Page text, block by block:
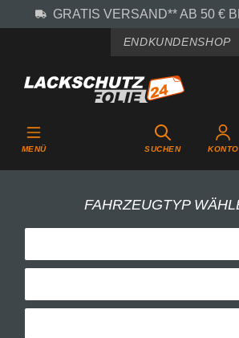
Zum Hauptinhalt springen
GRATIS VERSAND** AB 50 €
ENDKUNDENSHOP
MENÜ SUCHEN KONTO
FAHRZEUGTYP